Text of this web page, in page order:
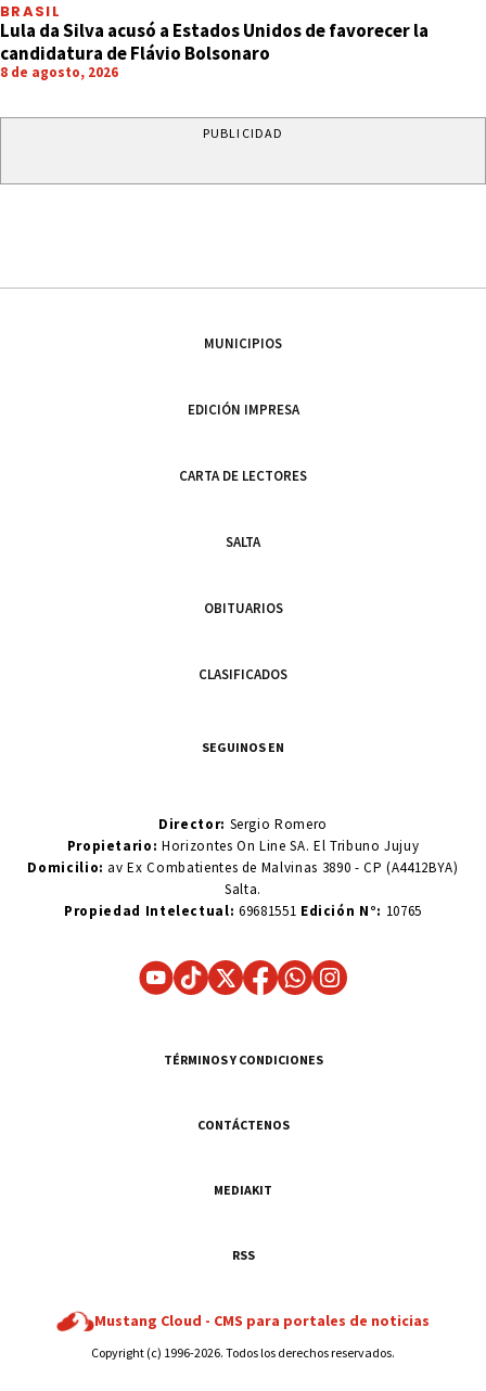
BRASIL
Lula da Silva acusó a Estados Unidos de favorecer la
candidatura de Flávio Bolsonaro
8 de agosto, 2026
PUBLICIDAD
MUNICIPIOS
EDICIÓN IMPRESA
CARTA DE LECTORES
SALTA
OBITUARIOS
CLASIFICADOS
SEGUINOS EN
Director: Sergio Romero
Propietario:Horizontes On Line SA. El Tribuno Jujuy
Domicilio: av Ex Combatientes de Malvinas 3890 - CP (A4412BYA)
Salta.
Propiedad Intelectual: 69681551 Edición N°: 10765
TÉRMINOS Y CONDICIONES
CONTÁCTENOS
MEDIAKIT
RSS
Mustang Cloud - CMS para portales de noticias
Copyright (c) 1996-2026. Todos los derechos reservados.